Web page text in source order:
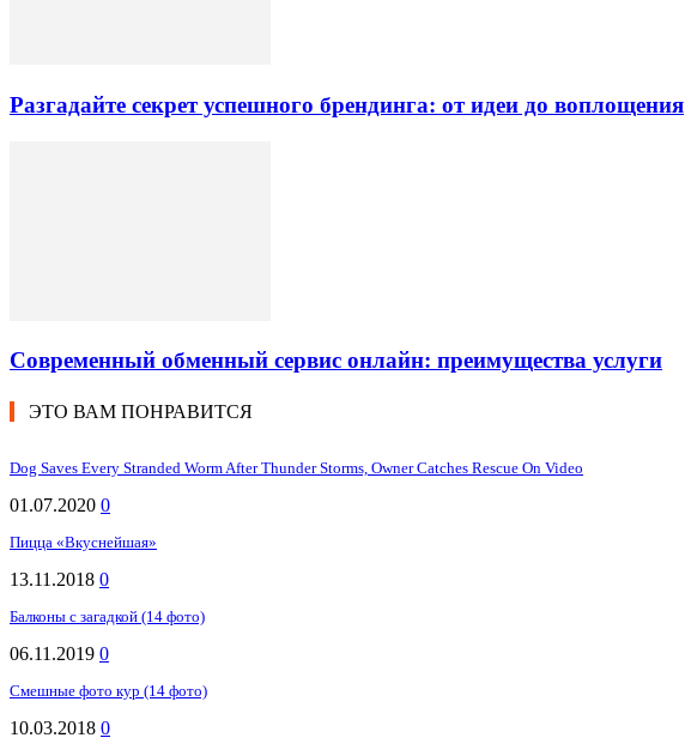
Разгадайте секрет успешного брендинга: от идеи до воплощения
Современный обменный сервис онлайн: преимущества услуги
ЭТО ВАМ ПОНРАВИТСЯ
Dog Saves Every Stranded Worm After Thunder Storms, Owner Catches Rescue On Video
01.07.2020 0
Пицца «Вкуснейшая»
13.11.2018 0
Балконы с загадкой (14 фото)
06.11.2019 0
Смешные фото кур (14 фото)
10.03.2018 0